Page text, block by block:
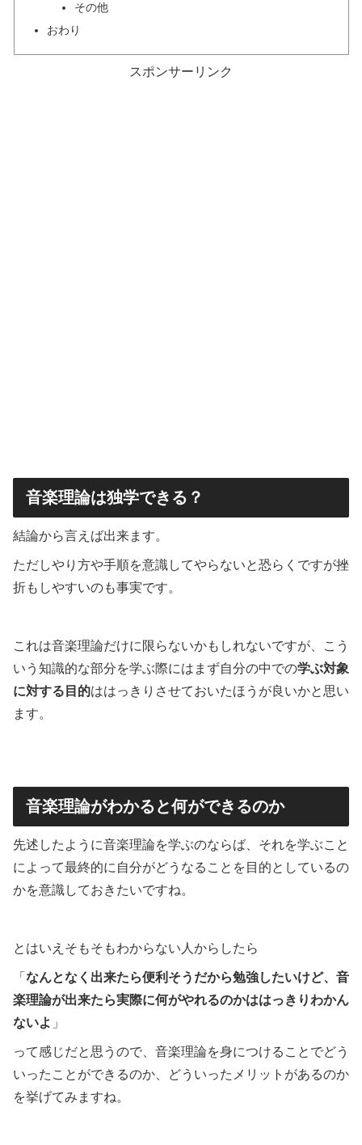
その他
おわり
スポンサーリンク
音楽理論は独学できる？
結論から言えば出来ます。
ただしやり方や手順を意識してやらないと恐らくですが挫
折もしやすいのも事実です。
これは音楽理論だけに限らないかもしれないですが、こう
いう知識的な部分を学ぶ際にはまず自分の中での学ぶ対象
に対する目的ははっきりさせておいたほうが良いかと思い
ます。
音楽理論がわかると何ができるのか
先述したように音楽理論を学ぶのならば、それを学ぶこと
によって最終的に自分がどうなることを目的としているの
かを意識しておきたいですね。
とはいえそもそもわからない人からしたら
「 なんとなく出来たら便利そうだから勉強したいけど、音
楽理論が出来たら実際に何がやれるのかははっきりわかん
ないよ 」
って感じだと思うので、音楽理論を身につけることでどう
いったことができるのか、どういったメリットがあるのか
を挙げてみますね。